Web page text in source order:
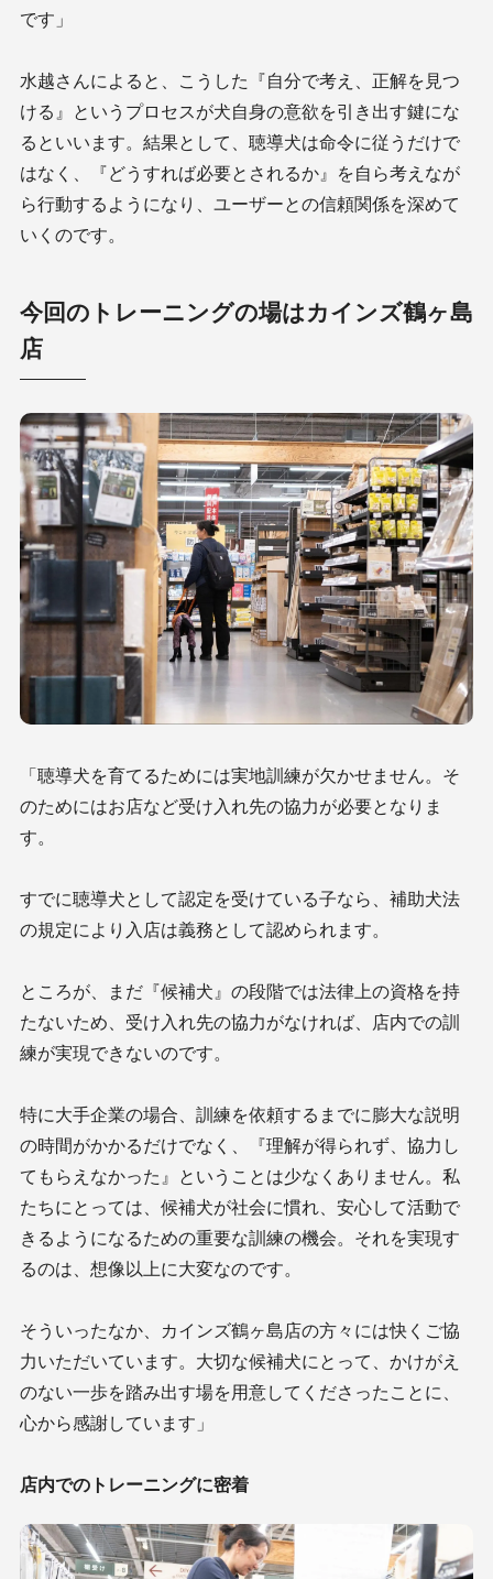
です」
水越さんによると、こうした『自分で考え、正解を見つ
ける』というプロセスが犬自身の意欲を引き出す鍵にな
るといいます。結果として、聴導犬は命令に従うだけで
はなく、『どうすれば必要とされるか』を自ら考えなが
ら行動するようになり、ユーザーとの信頼関係を深めて
いくのです。
今回のトレーニングの場はカインズ鶴ヶ島
店
「聴導犬を育てるためには実地訓練が欠かせません。そ
のためにはお店など受け入れ先の協力が必要となりま
す。
すでに聴導犬として認定を受けている子なら、補助犬法
の規定により入店は義務として認められます。
ところが、まだ『候補犬』の段階では法律上の資格を持
たないため、受け入れ先の協力がなければ、店内での訓
練が実現できないのです。
特に大手企業の場合、訓練を依頼するまでに膨大な説明
の時間がかかるだけでなく、『理解が得られず、協力し
てもらえなかった』ということは少なくありません。私
たちにとっては、候補犬が社会に慣れ、安心して活動で
きるようになるための重要な訓練の機会。それを実現す
るのは、想像以上に大変なのです。
そういったなか、カインズ鶴ヶ島店の方々には快くご協
力いただいています。大切な候補犬にとって、かけがえ
のない一歩を踏み出す場を用意してくださったことに、
心から感謝しています」
店内でのトレーニングに密着